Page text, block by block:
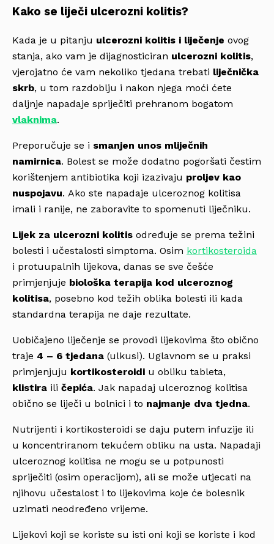
Kako se liječi ulcerozni kolitis?
Kada je u pitanju ulcerozni kolitis i liječenje ovog
stanja, ako vam je dijagnosticiran ulcerozni kolitis,
vjerojatno će vam nekoliko tjedana trebati liječnička
skrb, u tom razdoblju i nakon njega moći ćete
daljnje napadaje spriječiti prehranom bogatom
vlaknima.
Preporučuje se i smanjen unos mliječnih
namirnica. Bolest se može dodatno pogoršati čestim
korištenjem antibiotika koji izazivaju proljev kao
nuspojavu. Ako ste napadaje ulceroznog kolitisa
imali i ranije, ne zaboravite to spomenuti liječniku.
Lijek za ulcerozni kolitis određuje se prema težini
bolesti i učestalosti simptoma. Osim kortikosteroida
i protuupalnih lijekova, danas se sve češće
primjenjuje biološka terapija kod ulceroznog
kolitisa, posebno kod težih oblika bolesti ili kada
standardna terapija ne daje rezultate.
Uobičajeno liječenje se provodi lijekovima što obično
traje 4 – 6 tjedana (ulkusi). Uglavnom se u praksi
primjenjuju kortikosteroidi u obliku tableta,
klistira ili čepića. Jak napadaj ulceroznog kolitisa
obično se liječi u bolnici i to najmanje dva tjedna.
Nutrijenti i kortikosteroidi se daju putem infuzije ili
u koncentriranom tekućem obliku na usta. Napadaji
ulceroznog kolitisa ne mogu se u potpunosti
spriječiti (osim operacijom), ali se može utjecati na
njihovu učestalost i to lijekovima koje će bolesnik
uzimati neodređeno vrijeme.
Lijekovi koji se koriste su isti oni koji se koriste i kod